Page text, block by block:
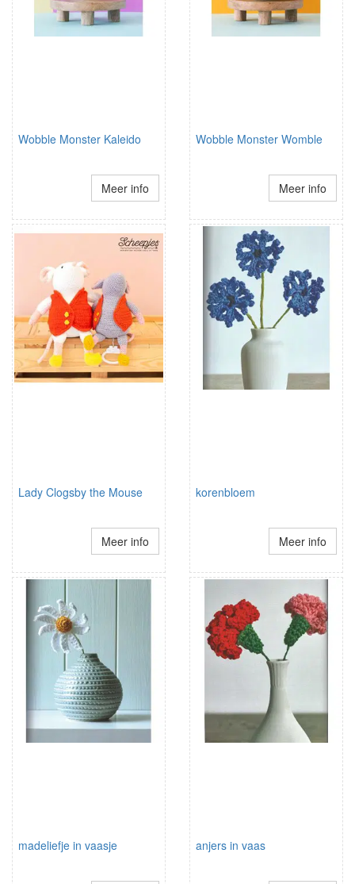
Wobble Monster Kaleido
Meer info
Wobble Monster Womble
Meer info
Lady Clogsby the Mouse
Meer info
korenbloem
Meer info
madeliefje in vaasje anjers in vaas